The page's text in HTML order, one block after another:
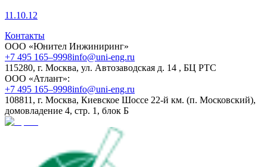
11.10.12
Контакты
ООО «Юнител Инжиниринг»
+7 495 165–9998info@uni-eng.ru
115280, г. Москва, ул. Автозаводская д. 14 , БЦ РТС
ООО «Атлант»:
+7 495 165–9998info@uni-eng.ru
108811, г. Москва, Киевское Шоссе 22-й км. (п. Московский),
домовладение 4, стр. 1, блок Б